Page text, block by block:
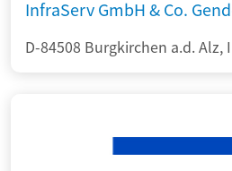
InfraServ GmbH & Co.
D-84508 Burgkirchen a.d.